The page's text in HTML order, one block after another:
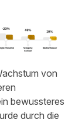
von
bewussteres
durch die